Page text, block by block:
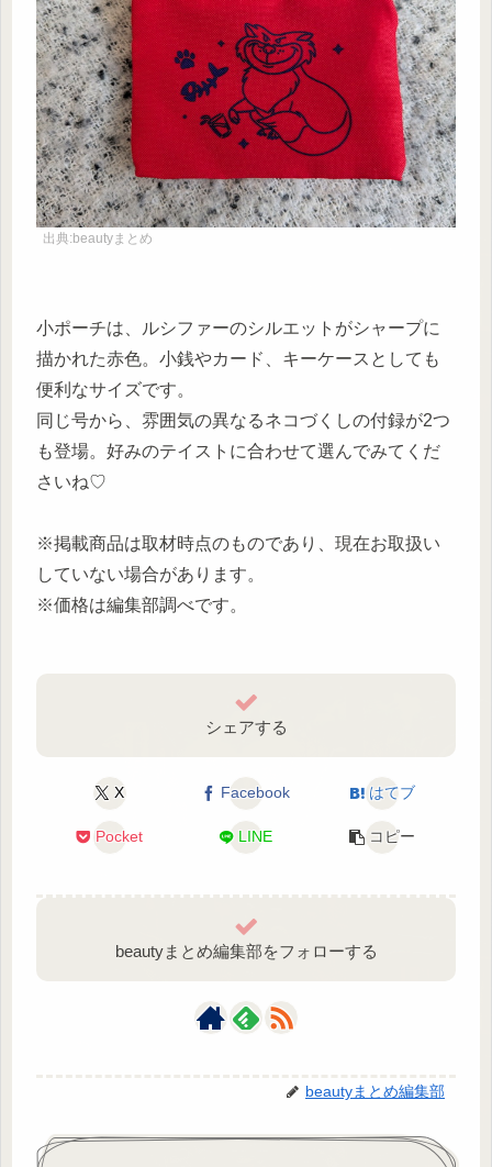
出典:beautyまとめ
小ポーチは、ルシファーのシルエットがシャープに
描かれた赤色。小銭やカード、キーケースとしても
便利なサイズです。
同じ号から、雰囲気の異なるネコづくしの付録が2つ
も登場。好みのテイストに合わせて選んでみてくだ
さいね♡
※掲載商品は取材時点のものであり、現在お取扱い
していない場合があります。
※価格は編集部調べです。
シェアする
X Facebook はてブ
Pocket LINE コピー
beautyまとめ編集部をフォローする
beautyまとめ編集部